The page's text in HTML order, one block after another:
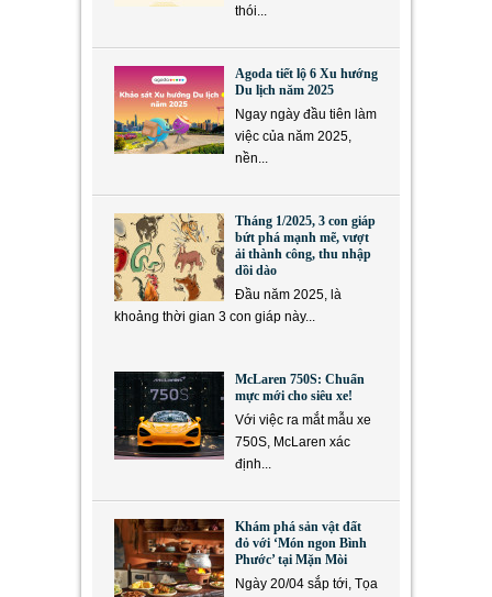
thói...
Agoda tiết lộ 6 Xu hướng
Du lịch năm 2025
Ngay ngày đầu tiên làm
việc của năm 2025,
nền...
Tháng 1/2025, 3 con giáp
bứt phá mạnh mẽ, vượt
ải thành công, thu nhập
dồi dào
Đầu năm 2025, là
khoảng thời gian 3 con giáp này...
McLaren 750S: Chuẩn
mực mới cho siêu xe!
Với việc ra mắt mẫu xe
750S, McLaren xác
định...
Khám phá sản vật đất
đỏ với ‘Món ngon Bình
Phước’ tại Mặn Mòi
Ngày 20/04 sắp tới, Tọa